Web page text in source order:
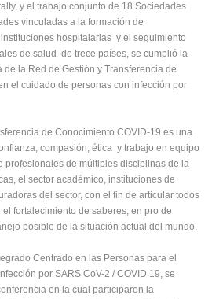
y el trabajo conjunto de 18 Sociedades
vinculadas a la formación de
hospitalarias y el seguimiento
de salud de trece países, se cumplió la
de la Red de Gestión y Transferencia de
el cuidado de personas con infección por
de Conocimiento COVID-19 es una
compasión, ética y trabajo en equipo
de múltiples disciplinas de la
el sector académico, instituciones de
del sector, con el fin de articular todos
el fortalecimiento de saberes, en pro de
posible de la situación actual del mundo.
Centrado en las Personas para el
por SARS CoV-2 / COVID 19, se
en la cual participaron la